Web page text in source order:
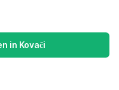
in Kovači